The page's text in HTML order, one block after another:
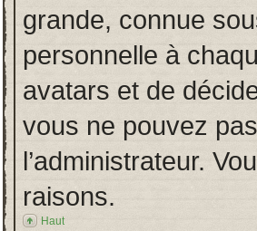
grande, connue
personnelle à
avatars et de
vous ne pouvez
l’administrateur.
raisons.
Haut